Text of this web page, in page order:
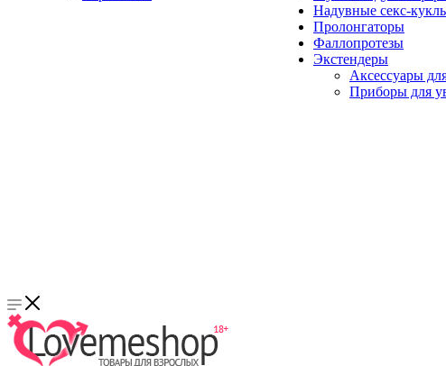
Надувные секс-
Пролонгаторы
Фаллопротезы
Экстендеры
Аксессуары
Приборы для